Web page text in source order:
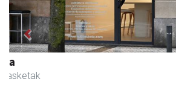
Ernaitza liburu-denda
Andoain
Previous